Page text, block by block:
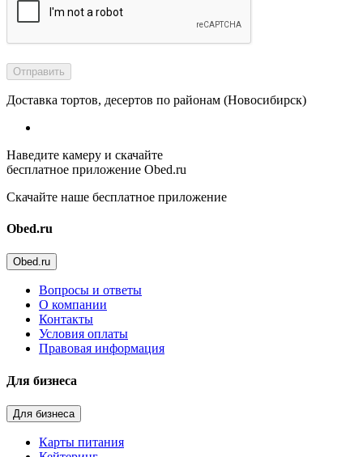
Отправить
Доставка тортов, десертов по районам (Новосибирск)
Наведите камеру и скачайте
бесплатное приложение Obed.ru
Скачайте наше бесплатное приложение
Obed.ru
Obed.ru
Вопросы и ответы
О компании
Контакты
Условия оплаты
Правовая информация
Для бизнеса
Для бизнеса
Карты питания